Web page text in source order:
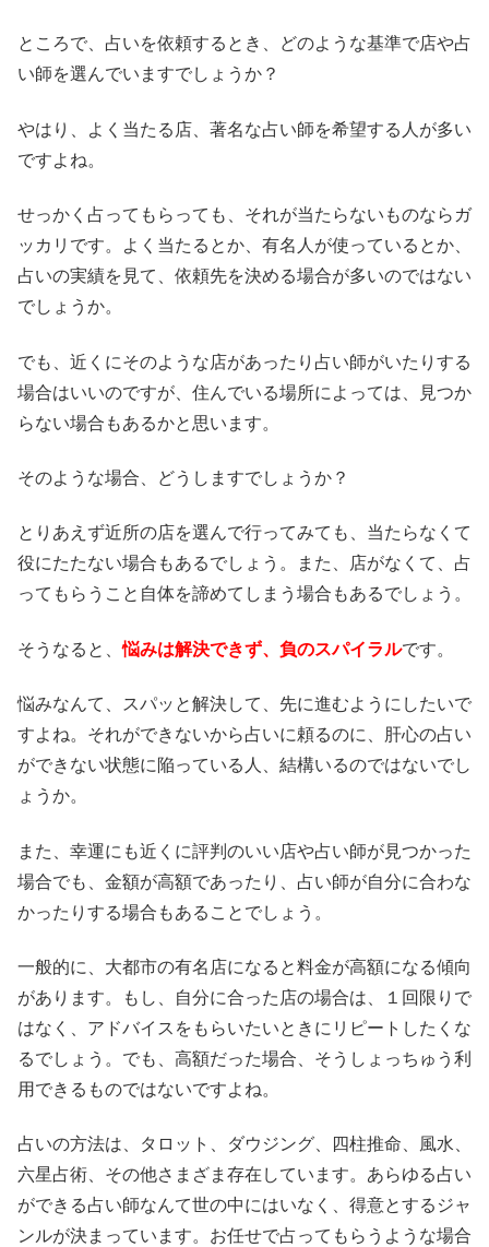
ところで、占いを依頼するとき、どのような基準で店や占
い師を選んでいますでしょうか？
やはり、よく当たる店、著名な占い師を希望する人が多い
ですよね。
せっかく占ってもらっても、それが当たらないものならガ
ッカリです。よく当たるとか、有名人が使っているとか、
占いの実績を見て、依頼先を決める場合が多いのではない
でしょうか。
でも、近くにそのような店があったり占い師がいたりする
場合はいいのですが、住んでいる場所によっては、見つか
らない場合もあるかと思います。
そのような場合、どうしますでしょうか？
とりあえず近所の店を選んで行ってみても、当たらなくて
役にたたない場合もあるでしょう。また、店がなくて、占
ってもらうこと自体を諦めてしまう場合もあるでしょう。
そうなると、悩みは解決できず、負のスパイラルです。
悩みなんて、スパッと解決して、先に進むようにしたいで
すよね。それができないから占いに頼るのに、肝心の占い
ができない状態に陥っている人、結構いるのではないでし
ょうか。
また、幸運にも近くに評判のいい店や占い師が見つかった
場合でも、金額が高額であったり、占い師が自分に合わな
かったりする場合もあることでしょう。
一般的に、大都市の有名店になると料金が高額になる傾向
があります。もし、自分に合った店の場合は、１回限りで
はなく、アドバイスをもらいたいときにリピートしたくな
るでしょう。でも、高額だった場合、そうしょっちゅう利
用できるものではないですよね。
占いの方法は、タロット、ダウジング、四柱推命、風水、
六星占術、その他さまざま存在しています。あらゆる占い
ができる占い師なんて世の中にはいなく、得意とするジャ
ンルが決まっています。お任せで占ってもらうような場合